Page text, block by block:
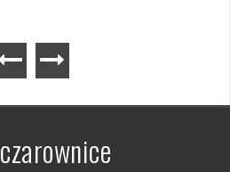
czarownice